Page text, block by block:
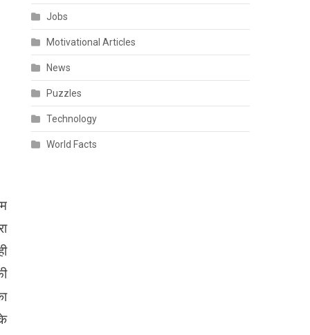
Jobs
Motivational Articles
News
Puzzles
Technology
World Facts